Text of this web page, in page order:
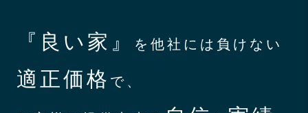
『良い家』 を他社には負けない
適正価格 で、